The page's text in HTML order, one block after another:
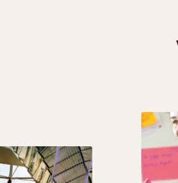
Bild